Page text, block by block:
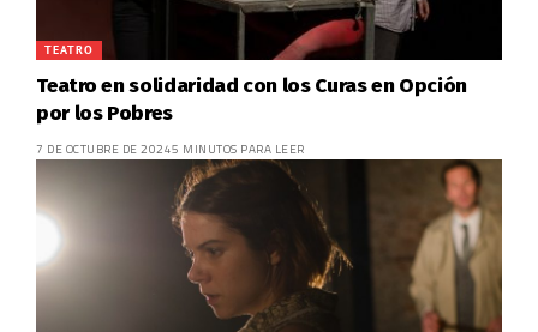
TEATRO
Teatro en solidaridad con los Curas en Opción
por los Pobres
7 DE OCTUBRE DE 20245 MINUTOS PARA LEER